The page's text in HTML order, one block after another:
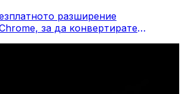
разширение
за да конвертирате